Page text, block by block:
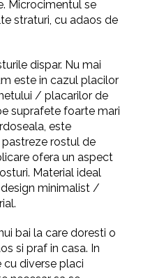
Microcimentul se
straturi, cu adaos de
dispar. Nu mai
este in cazul placilor
/ placarilor de
suprafete foarte mari
este
rostul de
ofera un aspect
Material ideal
minimalist /
bai la care doresti o
si praf in casa. In
diverse placi